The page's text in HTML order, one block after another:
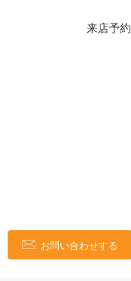
来店予約
お問い合わせする